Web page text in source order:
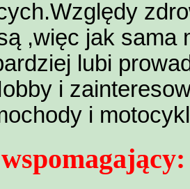
,więc jak sama
lubi
i
i